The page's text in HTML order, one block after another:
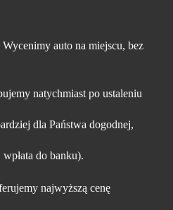
Wycenimy auto na miejscu, bez
natychmiast po ustaleniu
dla Państwa dogodnej,
do banku).
najwyższą cenę